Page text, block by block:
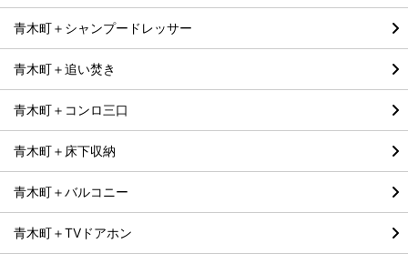
青木町＋シャンプードレッサー
青木町＋追い焚き
青木町＋コンロ三口
青木町＋床下収納
青木町＋バルコニー
青木町＋TVドアホン